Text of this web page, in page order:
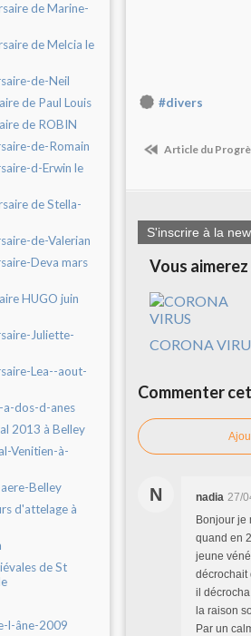
de Marine-
de Melcia le
de-Neil
de Paul Louis
de ROBIN
de-Romain
d-Erwin le
de Stella-
de-Valerian
Deva mars
HUGO juin
Juliette-
Lea--aout-
a-dos-d-anes
2013 à Belley
Venitien-à-
Belley
d'attelage à
de St
l-âne-2009
#divers
Article du
S'inscrire à la
Vous aimerez
CORONA
Commenter
N nadia 27/
Bonjour je
quand en
jeune
décrochait
il
la raison
Par un